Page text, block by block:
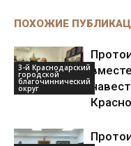
ПОХОЖИЕ
3-й Краснодарский
городской
благочиннический
округ